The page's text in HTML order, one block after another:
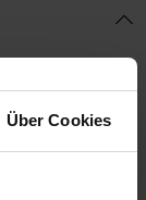
Über Cookies